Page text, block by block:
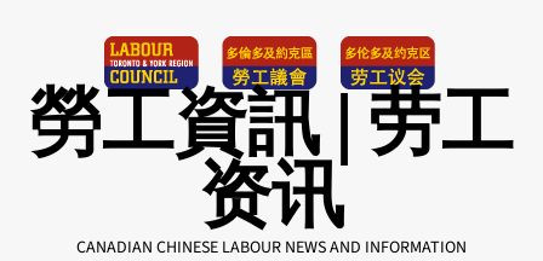
勞工資訊 | 劳工
资讯
CANADIAN CHINESE LABOUR NEWS AND INFORMATION